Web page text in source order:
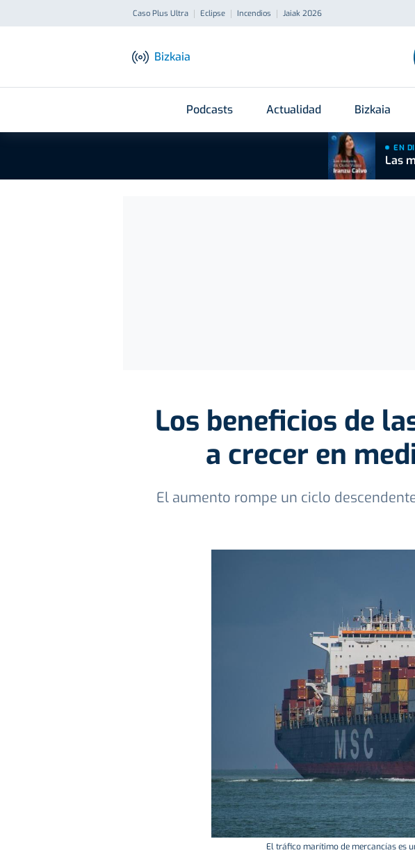
Caso Plus Ultra Eclipse Incendios Jaiak 2026
Bizkaia
Podcasts Actualidad Bizkaia
EN
Las
Los beneficios de
a crecer en
El aumento rompe un ciclo
El tráfico marítimo de mercancías es